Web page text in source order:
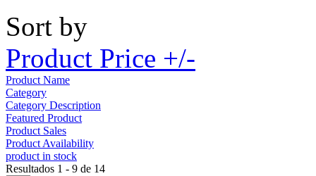
Sort by
Product Price +/-
Product Name
Category
Category Description
Featured Product
Product Sales
Product Availability
product in stock
Resultados 1 - 9 de 14